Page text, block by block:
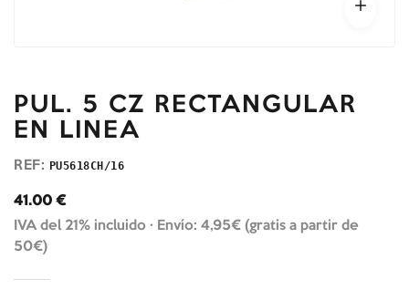
PUL. 5 CZ RECTANGULAR
EN LINEA
REF: PU5618CH/16
41.00 €
IVA del 21% incluido · Envío: 4,95€ (gratis a partir de
50€)